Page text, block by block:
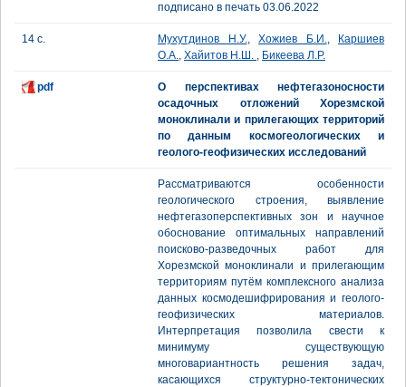
подписано в печать 03.06.2022
14 с. Мухутдинов Н.У., Хожиев Б.И.,
Каршиев
О.А., Хайитов Н.Ш. , Бикеева Л.Р.
pdf
О перспективах нефтегазоносности
осадочных отложений Хорезмской
моноклинали и прилегающих территорий
по данным космогеологических и
геолого-геофизических исследований
Рассматриваются особенности
геологического строения, выявление
нефтегазоперспективных зон и научное
обоснование оптимальных направлений
поисково-разведочных работ для
Хорезмской моноклинали и прилегающим
территориям путём комплексного анализа
данных космодешифрирования и геолого-
геофизических материалов.
Интерпретация позволила свести к
минимуму существующую
многовариантность решения задач,
касающихся структурно-тектонических